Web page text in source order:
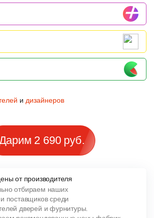
и дизайнеров
2 690 руб.
от производителя
отбираем наших
поставщиков среди
дверей и фурнитуры.